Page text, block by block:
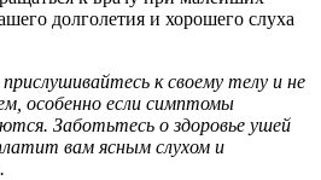
долголетия и хорошего слуха
к своему телу и не
особенно если симптомы
Заботьтесь о здоровье ушей
вам ясным слухом и